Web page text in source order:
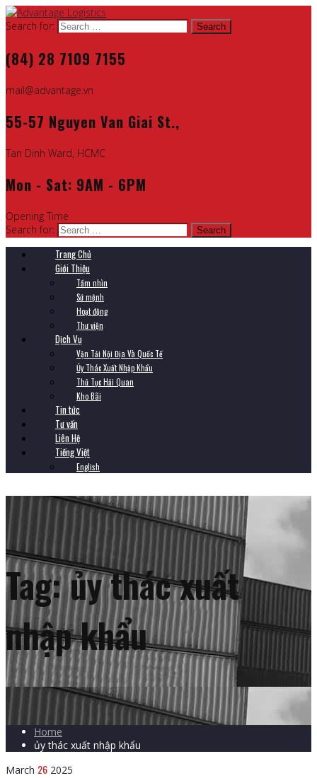
Search for:
(84) 28 7109 7155
mail@advantage.vn
55-57 Nguyen Van Giai St.,
Tan Dinh Ward, HCMC
Mon - Sat: 9AM - 6PM
Opening Time
Search for:
Trang Chủ
Giới Thiệu
Tầm nhìn
Sứ mệnh
Hoạt động
Thư viện
Dịch Vụ
Vận Tải Nội Địa Và Quốc Tế
Ủy Thác Xuất Nhập Khẩu
Thủ Tục Hải Quan
Kho Bãi
Tin tức
Tư vấn
Liên Hệ
Tiếng Việt
English
Tag:ủy thác xuất
nhập khẩu
Home
ủy thác xuất nhập khẩu
March 26 2025